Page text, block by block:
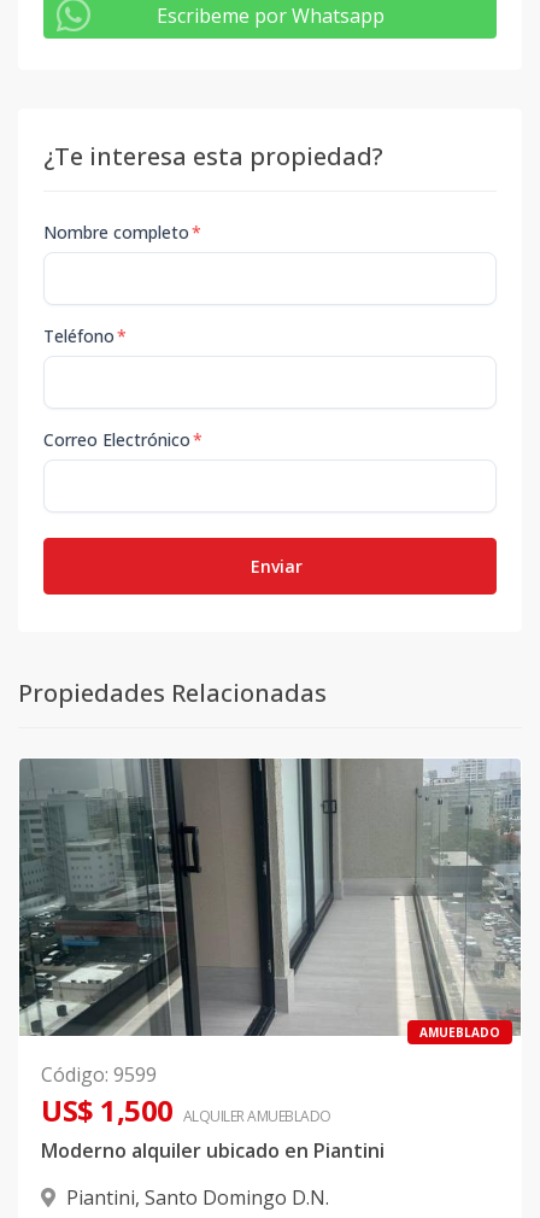
Escribeme por Whatsapp
¿Te interesa esta propiedad?
Nombre completo*
Teléfono*
Correo Electrónico*
Enviar
Propiedades Relacionadas
AMUEBLADO
Código: 9599
US$ 1,500 ALQUILERAMUEBLADO
Moderno alquiler ubicado en Piantini
Piantini, Santo Domingo D.N.